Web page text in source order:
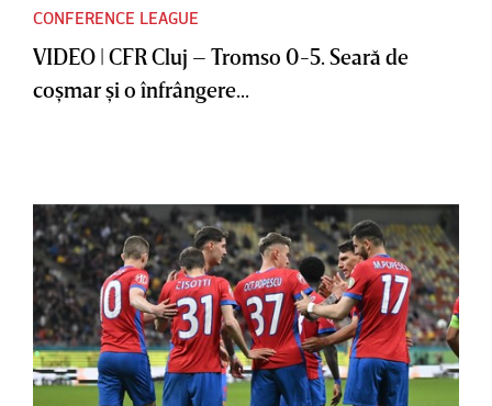
CONFERENCE LEAGUE
VIDEO | CFR Cluj – Tromso 0-5. Seară de
coşmar şi o înfrângere...